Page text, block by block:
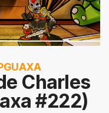
Charles
#222)